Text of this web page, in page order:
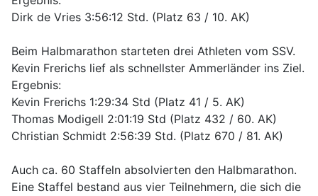
Dirk de Vries 3:56:12 Std. (Platz 63 / 10. AK)
Beim Halbmarathon starteten drei Athleten vom SSV.
Kevin Frerichs lief als schnellster Ammerländer ins Ziel.
Ergebnis:
Kevin Frerichs 1:29:34 Std (Platz 41 / 5. AK)
Thomas Modigell 2:01:19 Std (Platz 432 / 60. AK)
Christian Schmidt 2:56:39 Std. (Platz 670 / 81. AK)
Auch ca. 60 Staffeln absolvierten den Halbmarathon.
Eine Staffel bestand aus vier Teilnehmern, die sich die